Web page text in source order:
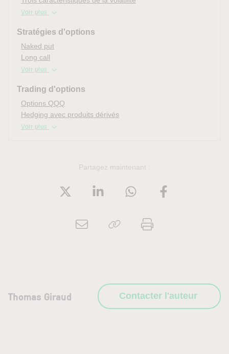
Voir plus
Stratégies d'options
Naked put
Long call
Voir plus
Trading d'options
Options QQQ
Hedging avec produits dérivés
Voir plus
Partagez maintenant :
Thomas Giraud Contacter l'auteur